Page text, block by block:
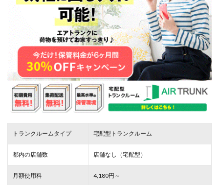
トランクルームタイプ 宅配型トランクルーム
都内の店舗数 店舗なし（宅配型）
月額使用料 4,180円～